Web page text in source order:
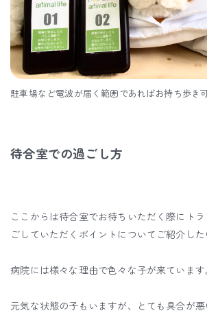
駐車場など電波が届く範囲であればお持ち歩き
待合室での過ごし方
ここからは待合室でお待ちいただく際にト
ごしていただくポイントについてご紹介した
病院には様々な理由で色々な子が来ています
元気な状態の子もいますが、とても具合が悪